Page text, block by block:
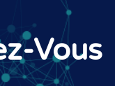
Vous